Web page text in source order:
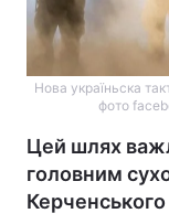
Нова україньска
фото
Цей шлях
головним